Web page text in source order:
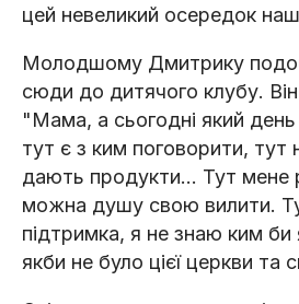
цей невеликий осередок
Молодшому Дмитрику
сюди до дитячого клубу. Він
"Мама, а сьогодні який день
тут є з ким поговорити, тут
дають продукти... Тут мене
можна душу свою вилити.
підтримка, я не знаю ким би
якби не було цієї церкви та